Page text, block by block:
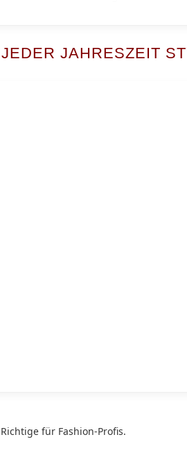
JAHRESZEIT
für Fashion-Profis.